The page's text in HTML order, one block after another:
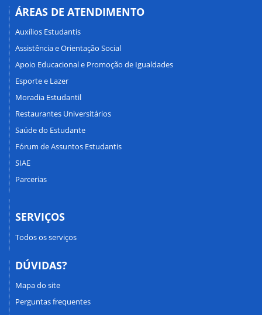
ÁREAS DE ATENDIMENTO
Auxílios Estudantis
Assistência e Orientação Social
Apoio Educacional e Promoção de Igualdades
Esporte e Lazer
Moradia Estudantil
Restaurantes Universitários
Saúde do Estudante
Fórum de Assuntos Estudantis
SIAE
Parcerias
SERVIÇOS
Todos os serviços
DÚVIDAS?
Mapa do site
Perguntas frequentes